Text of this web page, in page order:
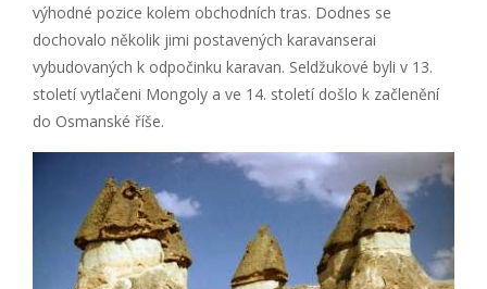
výhodné pozice kolem obchodních tras. Dodnes se
dochovalo několik jimi postavených karavanserai
vybudovaných k odpočinku karavan. Seldžukové byli v 13.
století vytlačeni Mongoly a ve 14. století došlo k začlenění
do Osmanské říše.